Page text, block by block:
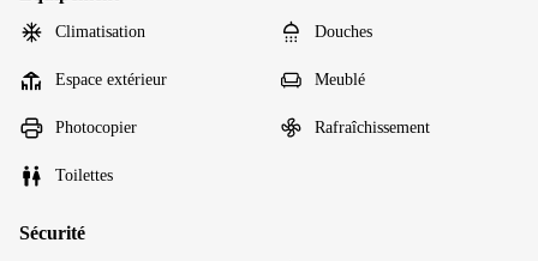
Climatisation Douches
Espace extérieur Meublé
Photocopier Rafraîchissement
Toilettes
Sécurité